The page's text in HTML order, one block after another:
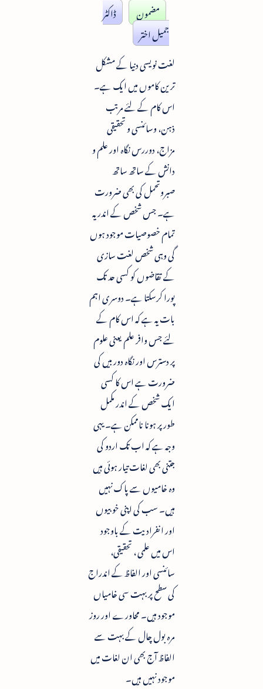
مضمون
ڈاکٹر
جمیل اختر
لغت نویسی دنیا کے مشکل
ترین کاموں میں ایک ہے۔
اس کام کے لئے مرتب
ذہن، وسائنسی و تحقیقی
مزاج، دوررس نگاہ اور علم و
دانش کے ساتھ ساتھ
صبروتحمل کی بھی ضرورت
ہے۔ جس شخص کے اندر یہ
تمام خصوصیات موجود ہوں
گی وہی شخص لغت سازی
کے تقاضوں کو کسی حد تک
پورا کرسکتا ہے۔ دوسری اہم
بات یہ ہے کہ اس کام کے
لئے جس وافر علم یعنی علوم
پر دسترس اور نگاہ دوربیں کی
ضرورت ہے اس کا کسی
ایک شخص کے اندر مکمل
طور پر ہونا ناممکن ہے۔ یہی
وجہ ہے کہ اب تک اردو کی
جتنی بھی لغات تیار ہوئی ہیں
وہ خامیوں سے پاک نہیں
ہیں۔ سب کی اپنی خوبیوں
اور انفرادیت کے باوجود
اس میں علمی ، تحقیقی،
سائنسی اور الفاظ کے اندراج
کی سطح پر بہت سی خامیاں
موجود ہیں۔ محاورے اور روز
مرہ بول چال کے بہت سے
الفاظ آج بھی ان لغات میں
موجود نہیں ہیں۔